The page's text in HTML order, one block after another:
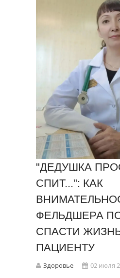
"ДЕДУШКА
СПИТ...": КАК
ФЕЛЬДШЕРА
СПАСТИ
ПАЦИЕНТУ
Здоровье
02 июля